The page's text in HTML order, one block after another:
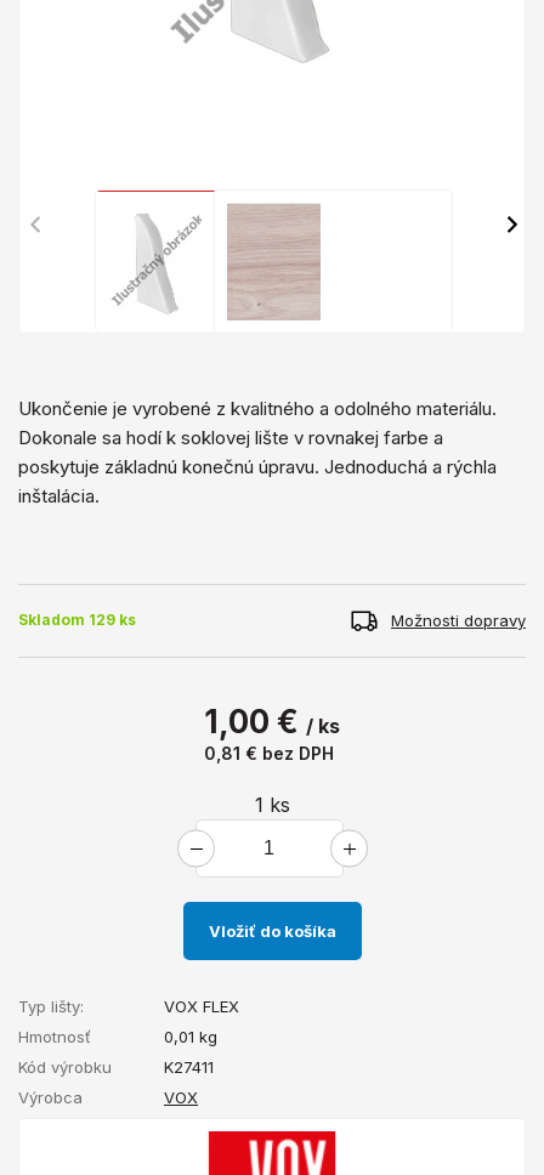
Ukončenie je vyrobené z kvalitného a ​​odolného materiálu.
Dokonale sa hodí k soklovej lište v rovnakej farbe a
poskytuje základnú konečnú úpravu. Jednoduchá a rýchla
inštalácia.
Skladom 129 ks Možnosti dopravy
1,00 € / ks
0,81 € bez DPH
1 ks
Vložiť do košíka
Typ lišty:
VOX FLEX
Hmotnosť
0,01 kg
Kód výrobku
K27411
Výrobca
VOX